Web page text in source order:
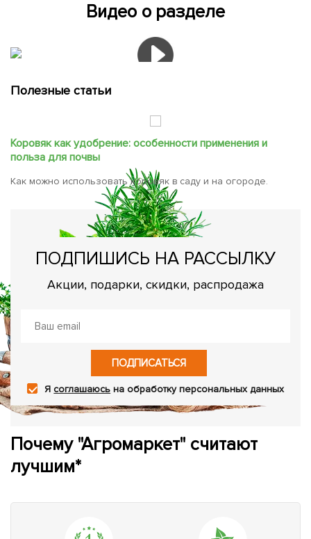
Видео о разделе
Полезные статьи
Коровяк как удобрение: особенности применения и
польза для почвы
Как можно использовать коровяк в саду и на огороде.
ПОДПИШИСЬ НА РАССЫЛКУ
Акции, подарки, скидки, распродажа
ПОДПИСАТЬСЯ
Ясоглашаюсь на обработку персональных данных
Почему "Агромаркет" считают
лучшим*